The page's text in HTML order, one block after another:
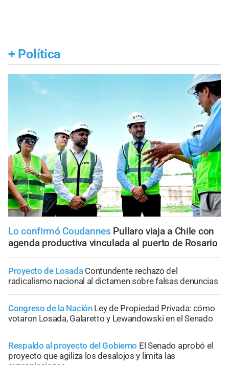
+ Política
Lo confirmó Coudannes Pullaro viaja a Chile con
agenda productiva vinculada al puerto de Rosario
Proyecto de Losada Contundente rechazo del
radicalismo nacional al dictamen sobre falsas denuncias
Congreso de la Nación Ley de Propiedad Privada: cómo
votaron Losada, Galaretto y Lewandowski en el Senado
Respaldo al proyecto del Gobierno El Senado aprobó el
proyecto que agiliza los desalojos y limita las